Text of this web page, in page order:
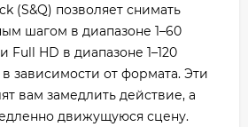
(S&Q) позволяет снимать
шагом в диапазоне 1–60
Full HD в диапазоне 1–120
зависимости от формата. Эти
вам замедлить действие, а
движущуюся сцену.